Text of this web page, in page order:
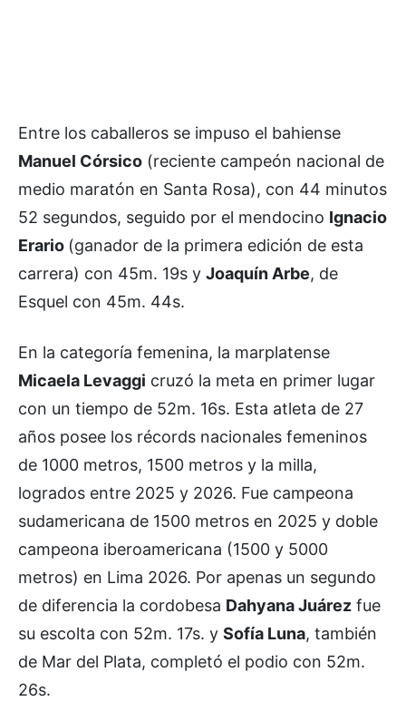
Entre los caballeros se impuso el bahiense
Manuel Córsico (reciente campeón nacional de
medio maratón en Santa Rosa), con 44 minutos
52 segundos, seguido por el mendocino Ignacio
Erario (ganador de la primera edición de esta
carrera) con 45m. 19s y Joaquín Arbe, de
Esquel con 45m. 44s.
En la categoría femenina, la marplatense
Micaela Levaggi cruzó la meta en primer lugar
con un tiempo de 52m. 16s. Esta atleta de 27
años posee los récords nacionales femeninos
de 1000 metros, 1500 metros y la milla,
logrados entre 2025 y 2026. Fue campeona
sudamericana de 1500 metros en 2025 y doble
campeona iberoamericana (1500 y 5000
metros) en Lima 2026. Por apenas un segundo
de diferencia la cordobesa Dahyana Juárez fue
su escolta con 52m. 17s. y Sofía Luna, también
de Mar del Plata, completó el podio con 52m.
26s.